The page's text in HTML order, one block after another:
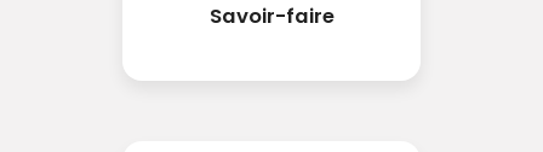
Savoir-faire